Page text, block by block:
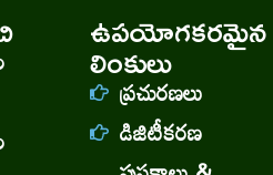
ఉపయోగకరమైన
లింకులు
ప్రచురణలు
డిజిటీకరణ